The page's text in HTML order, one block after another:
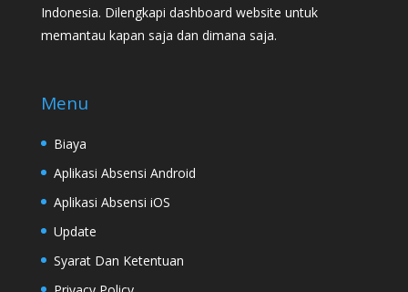
Indonesia. Dilengkapi dashboard website untuk
memantau kapan saja dan dimana saja.
Menu
Biaya
Aplikasi Absensi Android
Aplikasi Absensi iOS
Update
Syarat Dan Ketentuan